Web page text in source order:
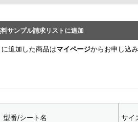
サンプル請求リストに追加
追加した商品はマイページからお申し込
型番/シート名 サイ